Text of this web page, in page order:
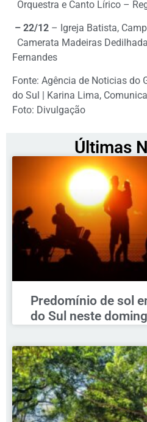
Orquestra e Canto Lírico –
– 22/12 – Igreja Batista,
Camerata Madeiras
Fernandes
Fonte: Agência de Noticias do
do Sul | Karina Lima,
Foto: Divulgação
Últimas
Predomínio de sol
do Sul neste